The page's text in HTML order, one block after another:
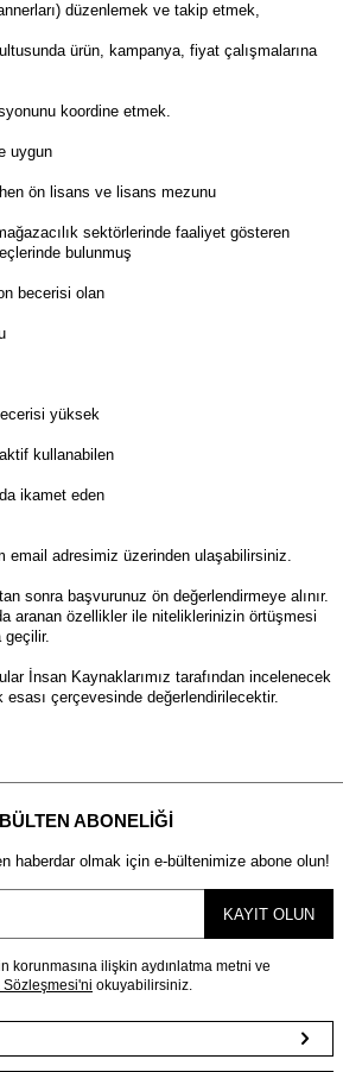
düzenlemek ve takip etmek,
ürün, kampanya, fiyat çalışmalarına
koordine etmek.
uygun
ön lisans ve lisans mezunu
sektörlerinde faaliyet gösteren
bulunmuş
becerisi olan
yüksek
kullanabilen
ikamet eden
email adresimiz üzerinden ulaşabilirsiniz.
sonra başvurunuz ön değerlendirmeye alınır.
aranan özellikler ile niteliklerinizin örtüşmesi
geçilir.
İnsan Kaynaklarımız tarafından incelenecek
çerçevesinde değerlendirilecektir.
ABONELIĞI
haberdar olmak için e-bültenimize abone olun!
KAYIT OLUN
korunmasına ilişkin aydınlatma metni ve
Sözleşmesi'ni okuyabilirsiniz.